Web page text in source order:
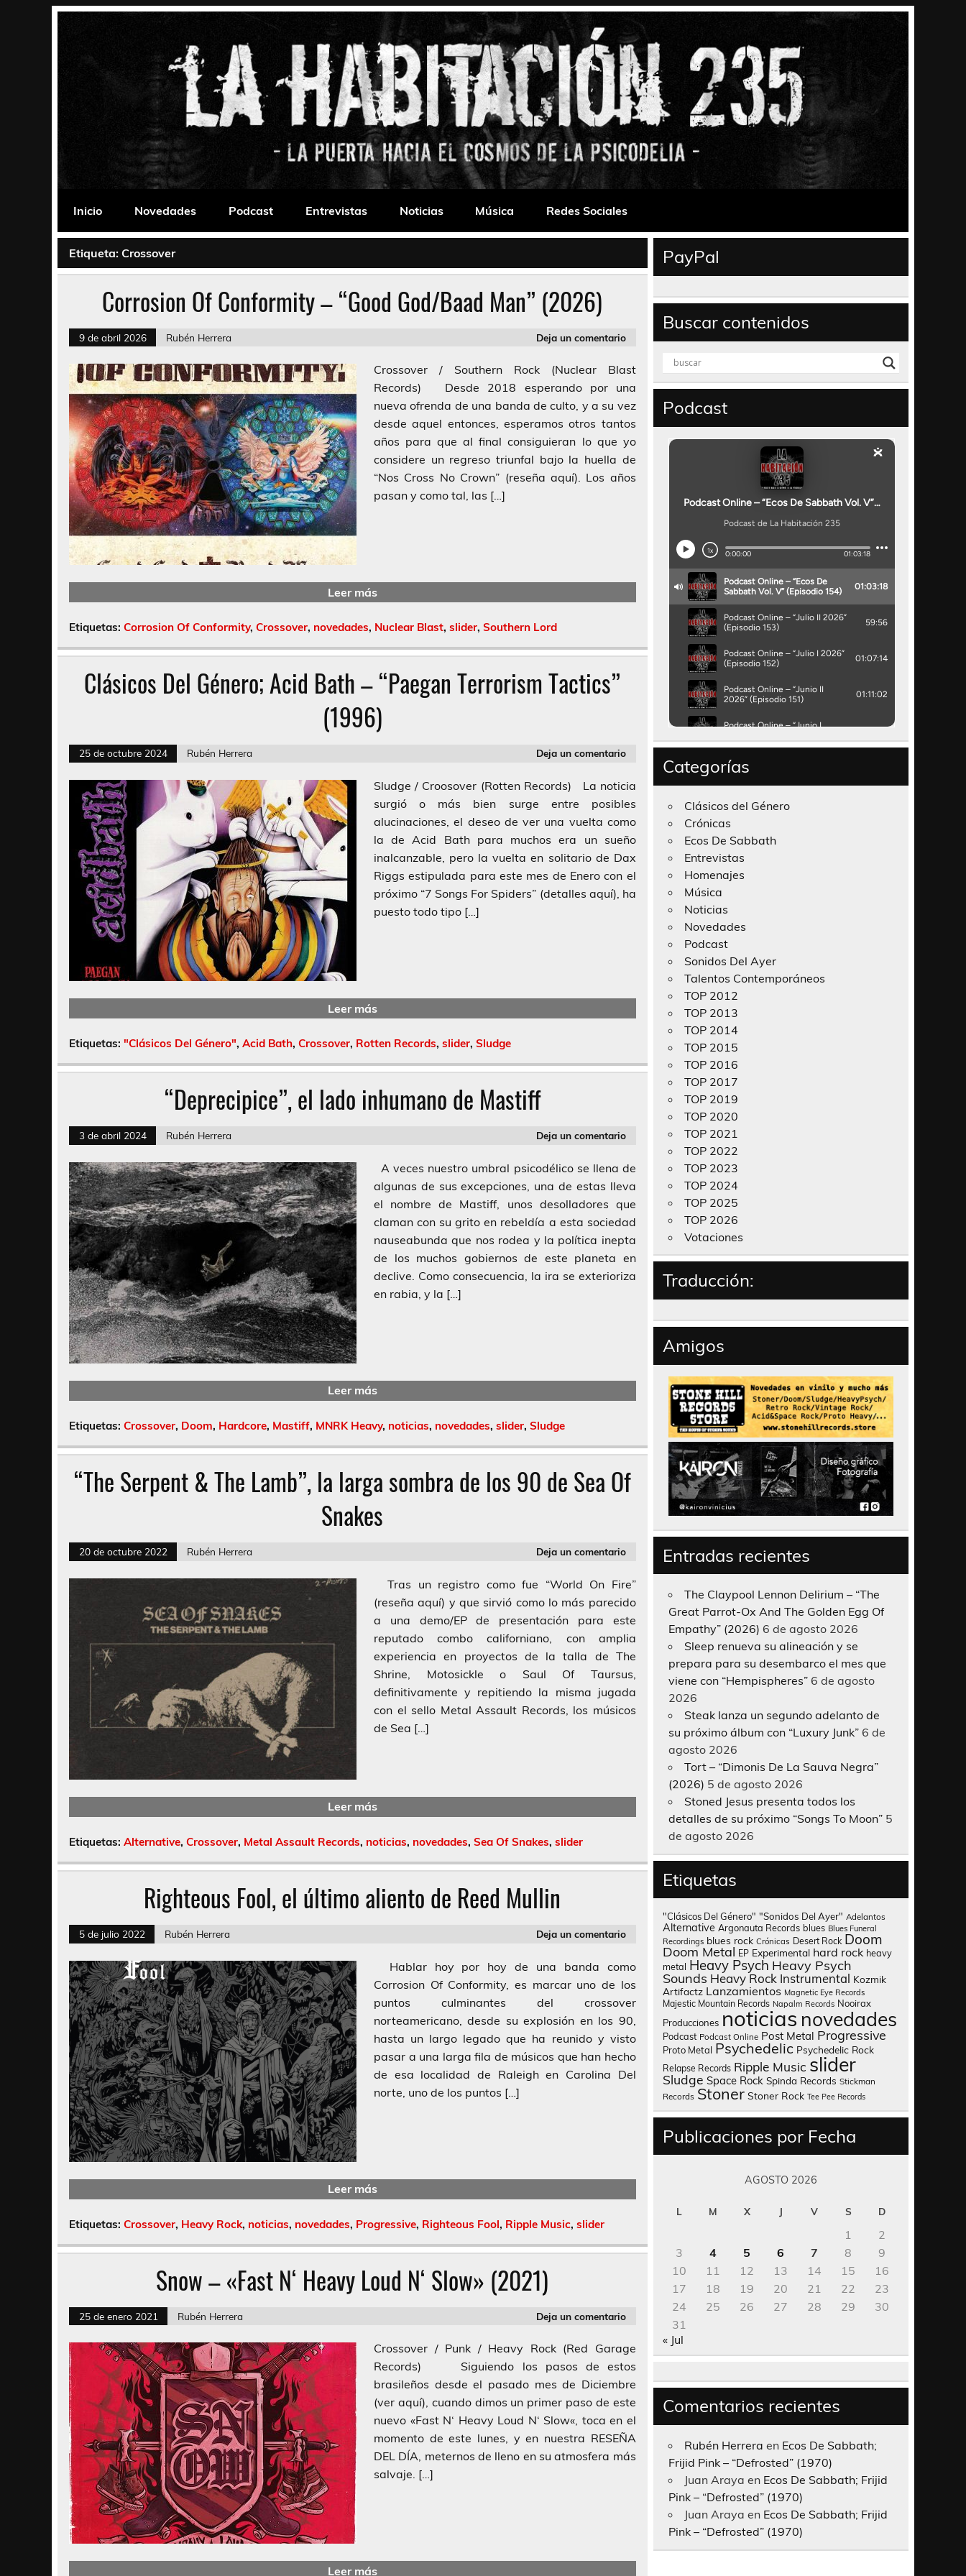
La Habitación 235
Inicio
Novedades Podcast Entrevistas Noticias Música Redes Sociales
Etiqueta: Crossover
Corrosion Of Conformity – “Good God/Baad Man” (2026)
9 de abril 2026 Rubén Herrera Deja un comentario
Crossover / Southern Rock (Nuclear Blast
Records) Desde 2018 esperando por una
nueva ofrenda de una banda de culto, y a su vez
desde aquel entonces, esperamos otros tantos
años para que al final consiguieran lo que yo
considere un regreso triunfal bajo la huella de
“Nos Cross No Crown” (reseña aquí). Los años
pasan y como tal, las […]
Leer más
Etiquetas: Corrosion Of Conformity, Crossover, novedades, Nuclear Blast, slider, Southern Lord
Clásicos Del Género; Acid Bath – “Paegan Terrorism Tactics”
(1996)
25 de octubre 2024 Rubén Herrera Deja un comentario
Sludge / Croosover (Rotten Records) La noticia
surgió o más bien surge entre posibles
alucinaciones, el deseo de ver una vuelta como
la de Acid Bath para muchos era un sueño
inalcanzable, pero la vuelta en solitario de Dax
Riggs estipulada para este mes de Enero con el
próximo “7 Songs For Spiders” (detalles aquí), ha
puesto todo tipo […]
Leer más
Etiquetas: "Clásicos Del Género", Acid Bath, Crossover, Rotten Records, slider, Sludge
“Deprecipice”, el lado inhumano de Mastiff
3 de abril 2024 Rubén Herrera Deja un comentario
A veces nuestro umbral psicodélico se llena de
algunas de sus excepciones, una de estas lleva
el nombre de Mastiff, unos desolladores que
claman con su grito en rebeldía a esta sociedad
nauseabunda que nos rodea y la política inepta
de los muchos gobiernos de este planeta en
declive. Como consecuencia, la ira se exterioriza
en rabia, y la […]
Leer más
Etiquetas: Crossover, Doom, Hardcore, Mastiff, MNRK Heavy, noticias, novedades, slider, Sludge
“The Serpent & The Lamb”, la larga sombra de los 90 de Sea Of
Snakes
20 de octubre 2022 Rubén Herrera Deja un comentario
Tras un registro como fue “World On Fire”
(reseña aquí) y que sirvió como lo más parecido
a una demo/EP de presentación para este
reputado combo californiano, con amplia
experiencia en proyectos de la talla de The
Shrine, Motosickle o Saul Of Taursus,
definitivamente y repitiendo la misma jugada
con el sello Metal Assault Records, los músicos
de Sea […]
Leer más
Etiquetas: Alternative, Crossover, Metal Assault Records, noticias, novedades, Sea Of Snakes, slider
Righteous Fool, el último aliento de Reed Mullin
5 de julio 2022 Rubén Herrera Deja un comentario
Hablar hoy por hoy de una banda como
Corrosion Of Conformity, es marcar uno de los
puntos culminantes del crossover
norteamericano, desde su explosión en los 90,
hasta un largo legado que ha reunido y visto
pasar a una larga fila de músicos que han hecho
de esa localidad de Raleigh en Carolina Del
norte, uno de los puntos […]
Leer más
Etiquetas: Crossover, Heavy Rock, noticias, novedades, Progressive, Righteous Fool, Ripple Music, slider
Snow – «Fast N‘ Heavy Loud N‘ Slow» (2021)
25 de enero 2021 Rubén Herrera Deja un comentario
Crossover / Punk / Heavy Rock (Red Garage
Records) Siguiendo los pasos de estos
brasileños desde el pasado mes de Diciembre
(ver aquí), cuando dimos un primer paso de este
nuevo «Fast N‘ Heavy Loud N‘ Slow«, toca en el
momento de este lunes, y en nuestra RESEÑA
DEL DÍA, meternos de lleno en su atmosfera más
salvaje. […]
Leer más
PayPal
Buscar contenidos
Podcast
Categorías
Clásicos del Género
Crónicas
Ecos De Sabbath
Entrevistas
Homenajes
Música
Noticias
Novedades
Podcast
Sonidos Del Ayer
Talentos Contemporáneos
TOP 2012
TOP 2013
TOP 2014
TOP 2015
TOP 2016
TOP 2017
TOP 2019
TOP 2020
TOP 2021
TOP 2022
TOP 2023
TOP 2024
TOP 2025
TOP 2026
Votaciones
Traducción:
Amigos
Entradas recientes
The Claypool Lennon Delirium – “The
Great Parrot-Ox And The Golden Egg Of
Empathy” (2026) 6 de agosto 2026
Sleep renueva su alineación y se
prepara para su desembarco el mes que
viene con “Hempispheres” 6 de agosto
2026
Steak lanza un segundo adelanto de
su próximo álbum con “Luxury Junk” 6 de
agosto 2026
Tort – “Dimonis De La Sauva Negra”
(2026) 5 de agosto 2026
Stoned Jesus presenta todos los
detalles de su próximo “Songs To Moon” 5
de agosto 2026
Etiquetas
"Clásicos Del Género" "Sonidos Del Ayer" Adelantos
Alternative Argonauta Records blues Blues Funeral
Recordings blues rock Crónicas Desert Rock Doom
Doom Metal EP Experimental hard rock heavy
metal Heavy Psych Heavy Psych
Sounds Heavy Rock Instrumental Kozmik
Artifactz Lanzamientos Magnetic Eye Records
Majestic Mountain Records Napalm Records Nooirax
Producciones noticias novedades
Podcast Podcast Online Post Metal Progressive
Proto Metal Psychedelic Psychedelic Rock
Relapse Records Ripple Music slider
Sludge Space Rock Spinda Records Stickman
Records Stoner Stoner Rock Tee Pee Records
Publicaciones por Fecha
AGOSTO 2026
L M X J V S D
1
2
3
4 5 6 7 8
9
10
11 12 13 14 15
16
17
18 19 20 21 22
23
24
25 26 27 28 29
30
31
« Jul
Comentarios recientes
Rubén Herrera en Ecos De Sabbath;
Frijid Pink – “Defrosted” (1970)
Juan Araya en Ecos De Sabbath; Frijid
Pink – “Defrosted” (1970)
Juan Araya en Ecos De Sabbath; Frijid
Pink – “Defrosted” (1970)